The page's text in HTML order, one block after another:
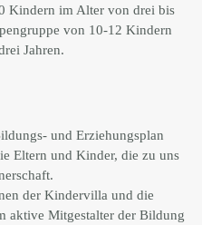
Kindern im Alter von drei bis
von 10-12 Kindern
Jahren.
und Erziehungsplan
Eltern und Kinder, die zu uns
der Kindervilla und die
aktive Mitgestalter der Bildung